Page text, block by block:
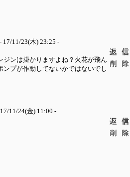
- 17/11/23(木) 23:25 -
ンは掛かりますよね？火花が飛ん
プが作動してないかではないでし
11/24(金) 11:00 -